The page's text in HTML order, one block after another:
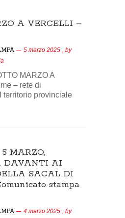
A VERCELLI –
5 marzo 2025 , by
MARZO A
– rete di
territorio provinciale
MARZO,
DAVANTI AI
SACAL DI
stampa
4 marzo 2025 , by